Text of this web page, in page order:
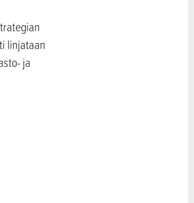
linjataan
ja